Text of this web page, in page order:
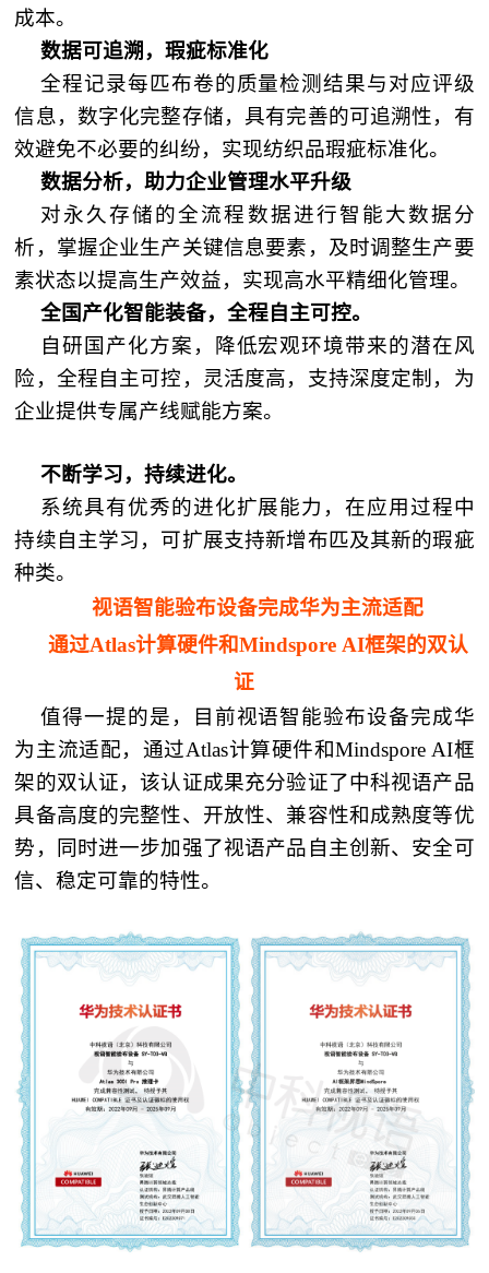
成本。
数据可追溯，瑕疵标准化
全程记录每匹布卷的质量检测结果与对应评级
信息，数字化完整存储，具有完善的可追溯性，有
效避免不必要的纠纷，实现纺织品瑕疵标准化。
数据分析，助力企业管理水平升级
对永久存储的全流程数据进行智能大数据分
析，掌握企业生产关键信息要素，及时调整生产要
素状态以提高生产效益，实现高水平精细化管理。
全国产化智能装备，全程自主可控。
自研国产化方案，降低宏观环境带来的潜在风
险，全程自主可控，灵活度高，支持深度定制，为
企业提供专属产线赋能方案。
不断学习，持续进化。
系统具有优秀的进化扩展能力，在应用过程中
持续自主学习，可扩展支持新增布匹及其新的瑕疵
种类。
视语智能验布设备完成华为主流适配
通过Atlas计算硬件和Mindspore AI框架的双认
证
值得一提的是，目前视语智能验布设备完成华
为主流适配，通过Atlas计算硬件和Mindspore AI框
架的双认证，该认证成果充分验证了中科视语产品
具备高度的完整性、开放性、兼容性和成熟度等优
势，同时进一步加强了视语产品自主创新、安全可
信、稳定可靠的特性。